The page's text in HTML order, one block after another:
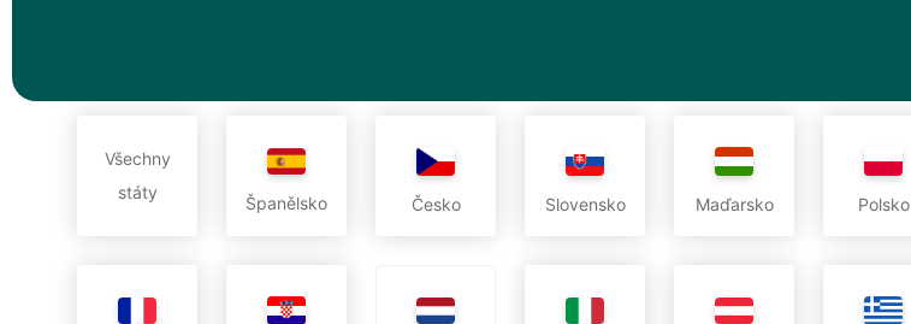
Všechny
státy
Španělsko Česko Slovensko Maďarsko Polsko